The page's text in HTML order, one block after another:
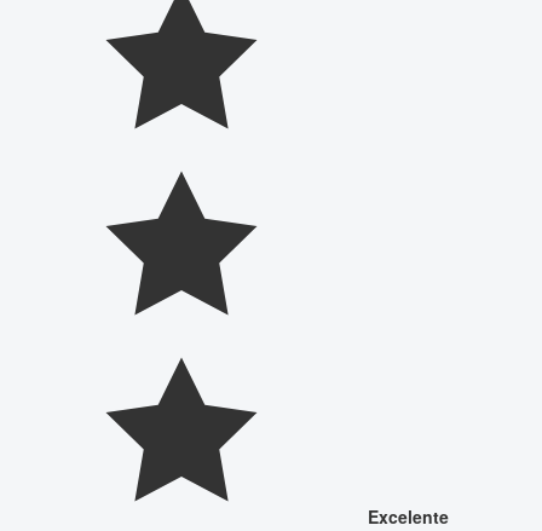
Excelente